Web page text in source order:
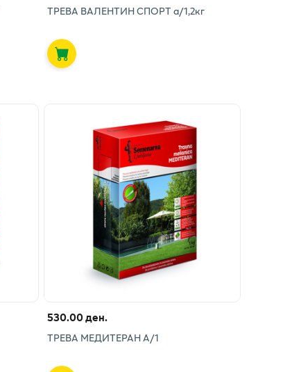
ТРЕВА ВАЛЕНТИН СПОРТ а/1,2кг
530.00 ден.
ТРЕВА МЕДИТЕРАН А/1